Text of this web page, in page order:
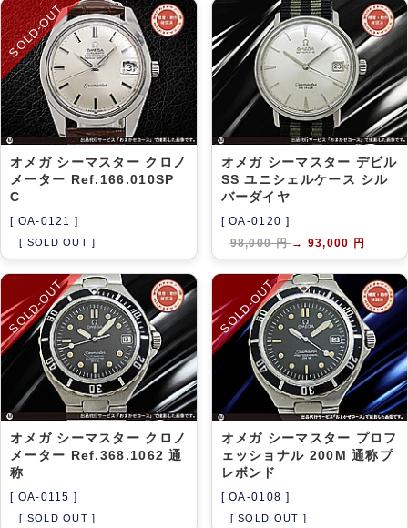
SOLD-OUT
オメガ シーマスター クロノ
メーター Ref.166.010SP
C
[ OA-0121 ]
[ SOLD OUT ]
オメガ シーマスター デビル
SS ユニシェルケース シル
バーダイヤ
[ OA-0120 ]
98,000 円→ 93,000 円
SOLD-OUT
オメガ シーマスター クロノ
メーター Ref.368.1062 通
称
[ OA-0115 ]
[ SOLD OUT ]
SOLD-OUT
オメガ シーマスター プロフ
ェッショナル 200M 通称プ
レボンド
[ OA-0108 ]
[ SOLD OUT ]